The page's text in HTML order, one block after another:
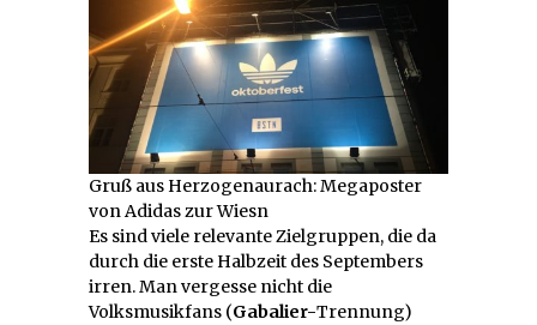
Gruß aus Herzogenaurach: Megaposter
von Adidas zur Wiesn
Es sind viele relevante Zielgruppen, die da
durch die erste Halbzeit des Septembers
irren. Man vergesse nicht die
Volksmusikfans (Gabalier-Trennung)